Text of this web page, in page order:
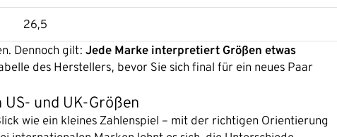
26,5
Dennoch gilt: Jede Marke interpretiert Größen etwas
des Herstellers, bevor Sie sich final für ein neues Paar
und UK-Größen
wie ein kleines Zahlenspiel – mit der richtigen Orientierung